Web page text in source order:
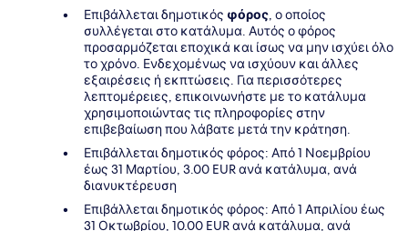
Επιβάλλεται δημοτικός φόρος, ο οποίος
συλλέγεται στο κατάλυμα. Αυτός ο φόρος
προσαρμόζεται εποχικά και ίσως να μην ισχύει όλο
το χρόνο. Ενδεχομένως να ισχύουν και άλλες
εξαιρέσεις ή εκπτώσεις. Για περισσότερες
λεπτομέρειες, επικοινωνήστε με το κατάλυμα
χρησιμοποιώντας τις πληροφορίες στην
επιβεβαίωση που λάβατε μετά την κράτηση.
Επιβάλλεται δημοτικός φόρος: Από 1 Νοεμβρίου
έως 31 Μαρτίου, 3.00 EUR ανά κατάλυμα, ανά
διανυκτέρευση
Επιβάλλεται δημοτικός φόρος: Από 1 Απριλίου έως
31 Οκτωβρίου, 10.00 EUR ανά κατάλυμα, ανά